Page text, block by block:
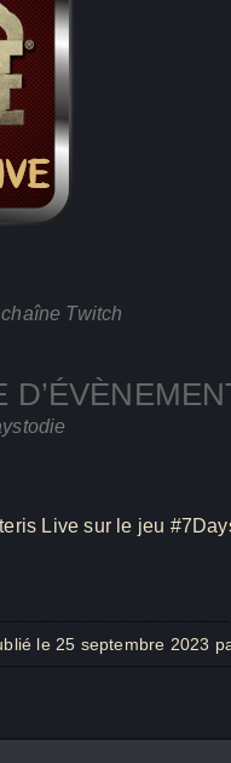
Twitch
Live sur le jeu
le 25 septembre 2023